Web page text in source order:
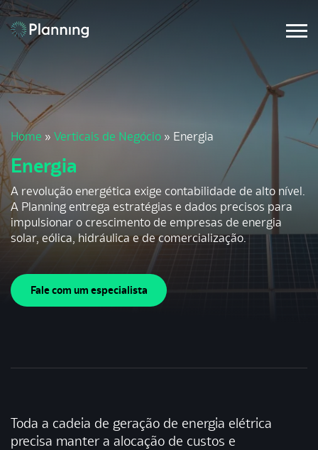
Home » Verticais de Negócio » Energia
Energia
A revolução energética exige contabilidade de alto nível.
A Planning entrega estratégias e dados precisos para
impulsionar o crescimento de empresas de energia
solar, eólica, hidráulica e de comercialização.
Fale com um especialista
Toda a cadeia de geração de energia elétrica
precisa manter a alocação de custos e